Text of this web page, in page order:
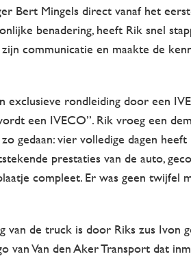
Bert Mingels direct vanaf het
benadering, heeft Rik snel
communicatie en maakte de
exclusieve rondleiding door een
een IVECO”. Rik vroeg een
gedaan: vier volledige dagen
prestaties van de auto,
compleet. Er was geen twijfel
de truck is door Riks zus Ivon
Van den Aker Transport dat